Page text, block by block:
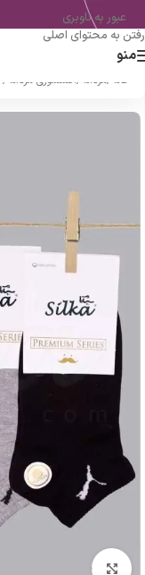
عبور به ناوبری
رفتن به محتوای اصلی
منو
خانه /مردانه /اکسسوری مردانه /
بزرگنمایی تصویر